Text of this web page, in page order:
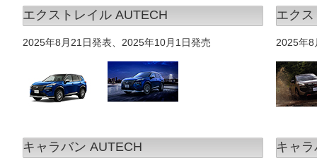
エクストレイル AUTECH
2025年8月21日発表、2025年10月1日発売
エク
2025年8
キャラバン AUTECH キャ